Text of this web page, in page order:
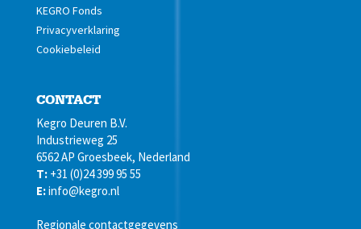
KEGRO Fonds
Privacyverklaring
Cookiebeleid
CONTACT
Kegro Deuren B.V.
Industrieweg 25
6562 AP Groesbeek, Nederland
T: +31 (0)24 399 95 55
E:info@kegro.nl
Regionale contactgegevens